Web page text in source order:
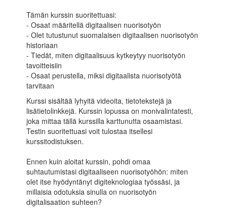
Tämän kurssin suoritettuasi:
- Osaat määritellä digitaalisen nuorisotyön
- Olet tutustunut suomalaisen digitaalisen nuorisotyön
historiaan
- Tiedät, miten digitaalisuus kytkeytyy nuorisotyön
tavoitteisiin
- Osaat perustella, miksi digitaalista nuorisotyötä
tarvitaan
Kurssi sisältää lyhyitä videoita, tietotekstejä ja
lisätietolinkkejä. Kurssin lopussa on monivalintatesti,
joka mittaa tällä kurssilla karttunutta osaamistasi.
Testin suoritettuasi voit tulostaa itsellesi
kurssitodistuksen.
Ennen kuin aloitat kurssin, pohdi omaa
suhtautumistasi digitaaliseen nuorisotyöhön: miten
olet itse hyödyntänyt digiteknologiaa työssäsi, ja
millaisia odotuksia sinulla on nuorisotyön
digitalisaation suhteen?